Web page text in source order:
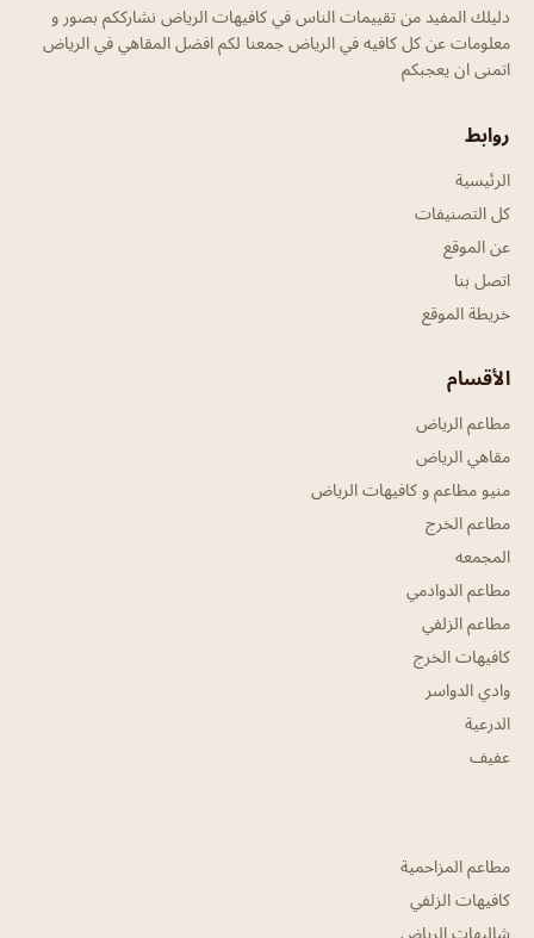
دليلك المفيد من تقييمات الناس في كافيهات الرياض نشارككم بصور و
معلومات عن كل كافيه في الرياض جمعنا لكم افضل المقاهي في الرياض
اتمنى ان يعجبكم
روابط
الرئيسية
كل التصنيفات
عن الموقع
اتصل بنا
خريطة الموقع
الأقسام
مطاعم الرياض
مقاهي الرياض
منيو مطاعم و كافيهات الرياض
مطاعم الخرج
المجمعه
مطاعم الدوادمي
مطاعم الزلفي
كافيهات الخرج
وادي الدواسر
الدرعية
عفيف
مطاعم المزاحمية
كافيهات الزلفي
شاليهات الرياض